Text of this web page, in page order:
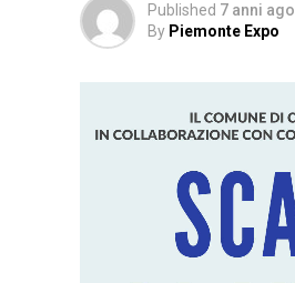
Published 7 anni ago
By Piemonte Expo